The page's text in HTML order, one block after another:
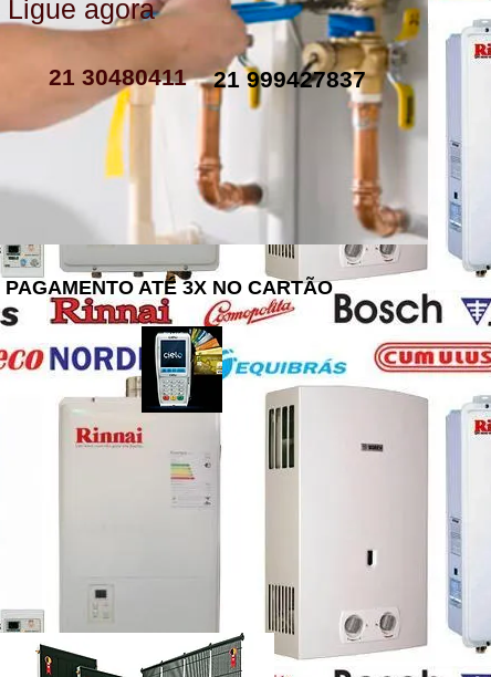
resistencia de boiler eletrico
resistencia eletrica boiler
resistencia para boiler preço
resistencia boiler komeco
Ligue agora
21 30480411 21 999427837
PAGAMENTO ATÉ 3X NO CARTÃO